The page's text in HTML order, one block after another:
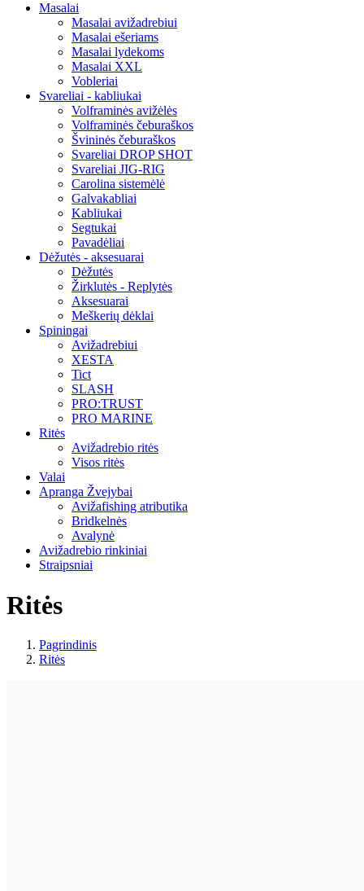
Masalai
Masalai avižadrebiui
Masalai ešeriams
Masalai lydekoms
Masalai XXL
Vobleriai
Svareliai - kabliukai
Volframinės avižėlės
Volframinės čeburaškos
Švininės čeburaškos
Svareliai DROP SHOT
Svareliai JIG-RIG
Carolina sistemėlė
Galvakabliai
Kabliukai
Segtukai
Pavadėliai
Dėžutės - aksesuarai
Dėžutės
Žirklutės - Replytės
Aksesuarai
Meškerių dėklai
Spiningai
Avižadrebiui
XESTA
Tict
SLASH
PRO:TRUST
PRO MARINE
Ritės
Avižadrebio ritės
Visos ritės
Valai
Apranga Žvejybai
Avižafishing atributika
Bridkelnės
Avalynė
Avižadrebio rinkiniai
Straipsniai
Ritės
Pagrindinis
Ritės